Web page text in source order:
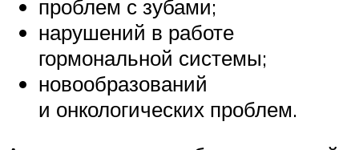
проблем с зубами;
нарушений в работе
гормональной системы;
новообразований
и онкологических проблем.